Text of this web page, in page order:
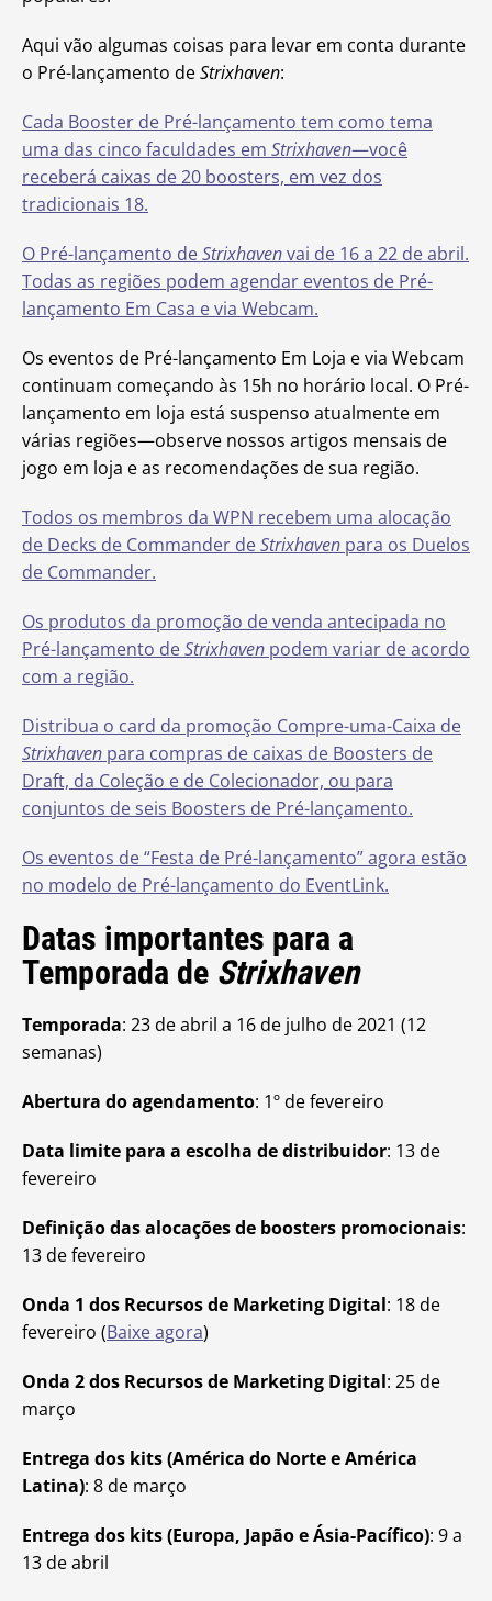
Aqui vão algumas coisas para levar em conta durante
o Pré-lançamento deStrixhaven:
Cada Booster de Pré-lançamento tem como tema
uma das cinco faculdades em Strixhaven—você
receberá caixas de 20 boosters, em vez dos
tradicionais 18.
O Pré-lançamento deStrixhavenvai de 16 a 22 de abril.
Todas as regiões podem agendar eventos de Pré-
lançamento Em Casa e via Webcam.
Os eventos de Pré-lançamento Em Loja e via Webcam
continuam começando às 15h no horário local. O Pré-
lançamento em loja está suspenso atualmente em
várias regiões—observe nossos artigos mensais de
jogo em loja e as recomendações de sua região.
Todos os membros da WPN recebem uma alocação
de Decks de Commander deStrixhaven para os Duelos
de Commander.
Os produtos da promoção de venda antecipada no
Pré-lançamento deStrixhaven podem variar de acordo
com a região.
Distribua o card da promoção Compre-uma-Caixa de
Strixhaven para compras de caixas de Boosters de
Draft, da Coleção e de Colecionador, ou para
conjuntos de seis Boosters de Pré-lançamento.
Os eventos de “Festa de Pré-lançamento” agora estão
no modelo de Pré-lançamento do EventLink.
Datas importantes para a
Temporada de Strixhaven
Temporada: 23 de abril a 16 de julho de 2021 (12
semanas)
Abertura do agendamento: 1º de fevereiro
Data limite para a escolha de distribuidor: 13 de
fevereiro
Definição das alocações de boosters promocionais:
13 de fevereiro
Onda 1 dos Recursos de Marketing Digital: 18 de
fevereiro (Baixe agora)
Onda 2 dos Recursos de Marketing Digital: 25 de
março
Entrega dos kits (América do Norte e América
Latina): 8 de março
Entrega dos kits (Europa, Japão e Ásia-Pacífico): 9 a
13 de abril